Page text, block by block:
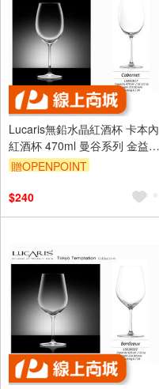
Lucaris無鉛水晶紅酒杯 卡本內
紅酒杯 470ml 曼谷系列 金益合
玻璃器皿
贈OPENPOINT
$240